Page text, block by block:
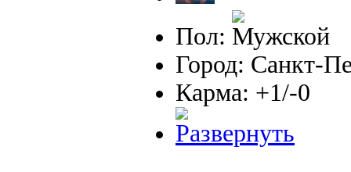
Пол:
Город: Санкт-
Карма: +1/-0